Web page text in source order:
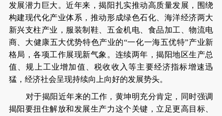
发展潜力巨大。近年来，揭阳扎实推动高质量发展，围绕
构建现代化产业体系，推动形成绿色石化、海洋经济两大
新兴支柱产业，服装制鞋、五金机电、食品加工、物流电
商、大健康五大优势特色产业的“一化一海五优特”产业新
格局，各项工作展现新气象。连续两年，揭阳地区生产总
值、规上工业增加值、税收收入等主要经济指标增速迅
猛，经济社会呈现持续向上向好的发展势头。
对于揭阳近年来的工作，黄坤明充分肯定，同时强调
揭阳要扭住解放和发展生产力这个关键，立足更高目标、